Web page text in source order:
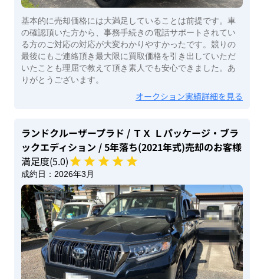
基本的に売却価格には大満足していることは前提です。車
の確認頂いた方から、事務手続きの電話サポートされてい
る方のご対応の対応が大変わかりやすかったです。競りの
最後にもご連絡頂き最大限に買取価格を引き出していただ
いたことも理屈で教えて頂き素人でも安心できました。あ
りがとうございます。
オークション実績詳細を見る
ランドクルーザープラド / ＴＸ Ｌパッケージ・ブラ
ックエディション / 5年落ち(2021年式)売却のお客様
満足度(5.0)
成約日： 2026年3月